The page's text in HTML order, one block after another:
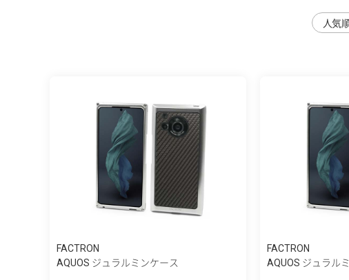
人気
FACTRON
AQUOS ジュラルミンケース
FACTRON
AQUOS ジュラル